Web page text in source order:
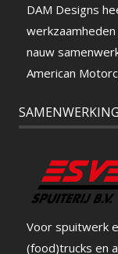
DAM Designs
nauw
American
SAMENWERKING
Voor spuitwerk
(food)trucks en